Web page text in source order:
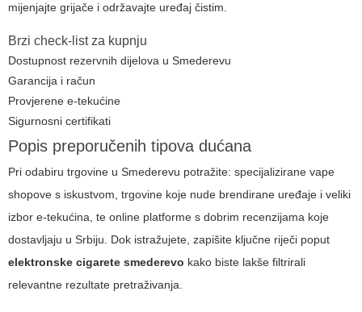
mijenjajte grijače i održavajte uređaj čistim.
Brzi check-list za kupnju
Dostupnost rezervnih dijelova u Smederevu
Garancija i račun
Provjerene e-tekućine
Sigurnosni certifikati
Popis preporučenih tipova dućana
Pri odabiru trgovine u Smederevu potražite: specijalizirane vape
shopove s iskustvom, trgovine koje nude brendirane uređaje i veliki
izbor e-tekućina, te online platforme s dobrim recenzijama koje
dostavljaju u Srbiju. Dok istražujete, zapišite ključne riječi poput
elektronske cigarete smederevo kako biste lakše filtrirali
relevantne rezultate pretraživanja.